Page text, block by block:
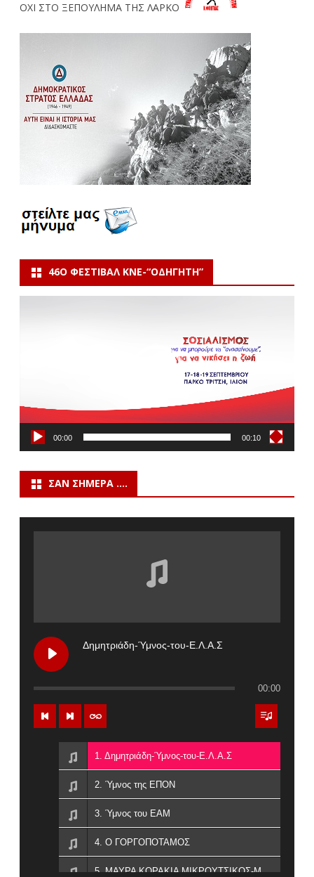
ΟΧΙ ΣΤΟ ΞΕΠΟΥΛΗΜΑ ΤΗΣ ΛΑΡΚΟ
46Ο ΦΕΣΤΙΒΆΛ ΚΝΕ-“ΟΔΗΓΗΤΗ”
Πρόγραμμα
00:00 00:10
ΣΑΝ ΣΉΜΕΡΑ ….
Δημητριάδη-Ύμνος-του-Ε.Λ.Α.Σ
00:00
1. Δημητριάδη-Ύμνος-του-Ε.Λ.Α.Σ
2. Ύμνος της ΕΠΟΝ
3. Ύμνος του ΕΑΜ
4. Ο ΓΟΡΓΟΠΟΤΑΜΟΣ
5. ΜΑΥΡΑ ΚΟΡΑΚΙΑ ΜΙΚΡΟΥΤΣΙΚΟΣ-ΜΑΝΟΥ-ΔΗΜΗΤΡΙΑΔΗ